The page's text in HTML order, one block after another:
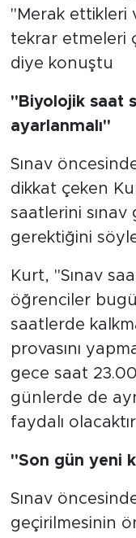
"Merak ettikleri
tekrar etmeleri
diye konuştu
"Biyolojik saat
ayarlanmalı"
Sınav
dikkat çeken
saatlerini
gerektiğini
Kurt, "Sınav
öğrenciler
saatlerde
provasını
gece saat
günlerde de
faydalı
"Son gün yeni
Sınav
geçirilmesinin